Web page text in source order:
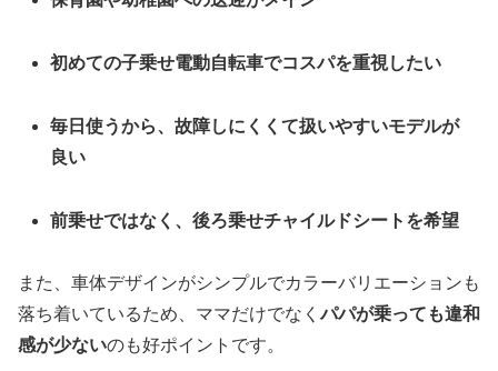
初めての子乗せ電動自転車でコスパを重視したい
毎日使うから、故障しにくくて扱いやすいモデルが
良い
前乗せではなく、後ろ乗せチャイルドシートを希望
また、車体デザインがシンプルでカラーバリエーションも
落ち着いているため、ママだけでなくパパが乗っても違和
感が少ないのも好ポイントです。